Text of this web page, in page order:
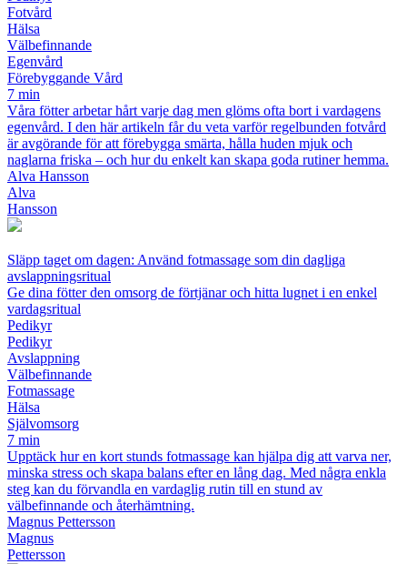
Fotvård
Hälsa
Välbefinnande
Egenvård
Förebyggande Vård
7 min
Våra fötter arbetar hårt varje dag men glöms ofta bort i vardagens
egenvård. I den här artikeln får du veta varför regelbunden fotvård
är avgörande för att förebygga smärta, hålla huden mjuk och
naglarna friska – och hur du enkelt kan skapa goda rutiner hemma.
Alva Hansson
Alva
Hansson
Släpp taget om dagen: Använd fotmassage som din dagliga
avslappningsritual
Ge dina fötter den omsorg de förtjänar och hitta lugnet i en enkel
vardagsritual
Pedikyr
Pedikyr
Avslappning
Välbefinnande
Fotmassage
Hälsa
Självomsorg
7 min
Upptäck hur en kort stunds fotmassage kan hjälpa dig att varva ner,
minska stress och skapa balans efter en lång dag. Med några enkla
steg kan du förvandla en vardaglig rutin till en stund av
välbefinnande och återhämtning.
Magnus Pettersson
Magnus
Pettersson